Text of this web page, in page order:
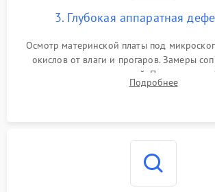
3. Глубокая аппаратная
Осмотр материнской платы под
окислов от влаги и прогаров. Замеры
дежурных напряжений. Проверка
мультиконтроллера, процессора и
Подробнее